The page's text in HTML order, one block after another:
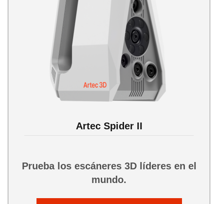
Artec Spider II
Prueba los escáneres 3D líderes en el
mundo.